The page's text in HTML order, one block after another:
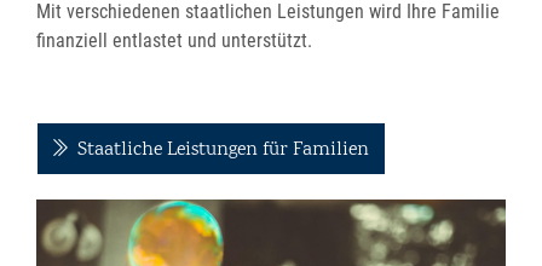
Mit verschiedenen staatlichen Leistungen wird Ihre Familie
finanziell entlastet und unterstützt.
Staatliche Leistungen für Familien